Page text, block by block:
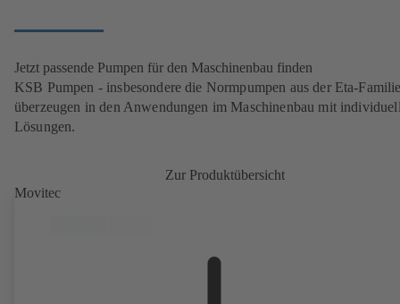
Jetzt passende Pumpen für den Maschinenbau finden
KSB Pumpen - insbesondere die Normpumpen aus der Eta-
überzeugen in den Anwendungen im Maschinenbau mit
Lösungen.
Zur Produktübersicht
Movitec